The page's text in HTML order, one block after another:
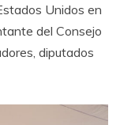
Unidos en
del Consejo
diputados